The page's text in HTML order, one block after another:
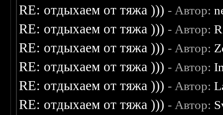
RE: отдыхаем от тяжа ))) - Автор:
RE: отдыхаем от тяжа ))) - Автор:
RE: отдыхаем от тяжа ))) - Автор:
RE: отдыхаем от тяжа ))) - Автор:
RE: отдыхаем от тяжа ))) - Автор:
RE: отдыхаем от тяжа ))) - Автор: